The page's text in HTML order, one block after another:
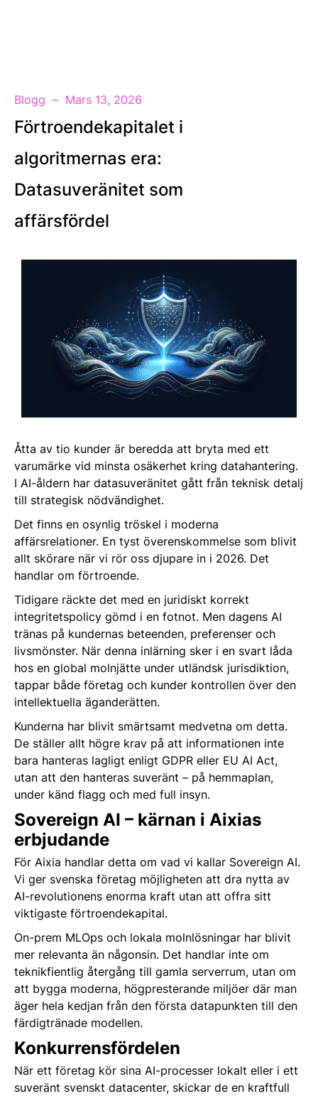
Blogg Mars 13, 2026
Förtroendekapitalet i
algoritmernas era:
Datasuveränitet som
affärsfördel
Åtta av tio kunder är beredda att bryta med ett
varumärke vid minsta osäkerhet kring datahantering.
I AI-åldern har datasuveränitet gått från teknisk detalj
till strategisk nödvändighet.
Det finns en osynlig tröskel i moderna
affärsrelationer. En tyst överenskommelse som blivit
allt skörare när vi rör oss djupare in i 2026. Det
handlar om förtroende.
Tidigare räckte det med en juridiskt korrekt
integritetspolicy gömd i en fotnot. Men dagens AI
tränas på kundernas beteenden, preferenser och
livsmönster. När denna inlärning sker i en svart låda
hos en global molnjätte under utländsk jurisdiktion,
tappar både företag och kunder kontrollen över den
intellektuella äganderätten.
Kunderna har blivit smärtsamt medvetna om detta.
De ställer allt högre krav på att informationen inte
bara hanteras lagligt enligt GDPR eller EU AI Act,
utan att den hanteras suveränt – på hemmaplan,
under känd flagg och med full insyn.
Sovereign AI – kärnan i Aixias
erbjudande
För Aixia handlar detta om vad vi kallar Sovereign AI.
Vi ger svenska företag möjligheten att dra nytta av
AI-revolutionens enorma kraft utan att offra sitt
viktigaste förtroendekapital.
On-prem MLOps och lokala molnlösningar har blivit
mer relevanta än någonsin. Det handlar inte om
teknikfientlig återgång till gamla serverrum, utan om
att bygga moderna, högpresterande miljöer där man
äger hela kedjan från den första datapunkten till den
färdigtränade modellen.
Konkurrensfördelen
När ett företag kör sina AI-processer lokalt eller i ett
suveränt svenskt datacenter, skickar de en kraftfull